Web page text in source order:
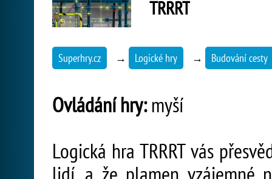
TRRRT
Superhry.cz → Logické hry → Budování cesty
Ovládání hry:myší
Logická hra TRRRT vás